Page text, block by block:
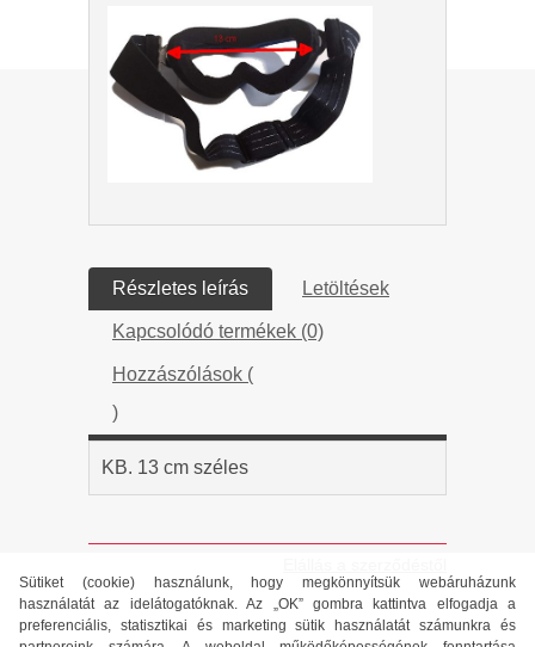
Sütiket (cookie) használunk, hogy megkönnyítsük webáruházunk
használatát az idelátogatóknak. Az „OK” gombra kattintva elfogadja a
preferenciális, statisztikai és marketing sütik használatát számunkra és
Részletes leírás Letöltések
Kapcsolódó termékek (0)
Hozzászólások (
)
KB. 13 cm széles